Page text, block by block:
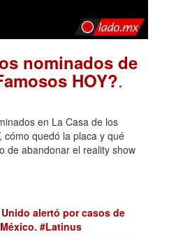
nominados de
HOY?.
en La Casa de los
cómo quedó la placa y qué
de abandonar el reality show
alertó por casos de
#Latinus